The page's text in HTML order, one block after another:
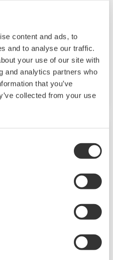
content and ads, to
and to analyse our traffic.
your use of our site with
and analytics partners who
that you’ve
collected from your use
for the health
Insight) Series AXG or
HART protocol and
with HART protocol.
by customers.
to activate the